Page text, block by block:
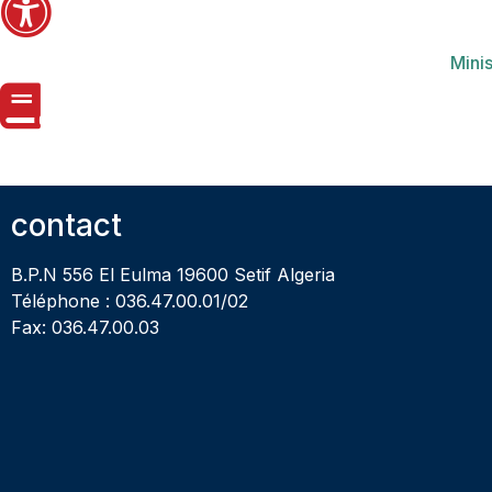
contact
Téléphone : 036.47.00.01/02
Fax: 036.47.00.03